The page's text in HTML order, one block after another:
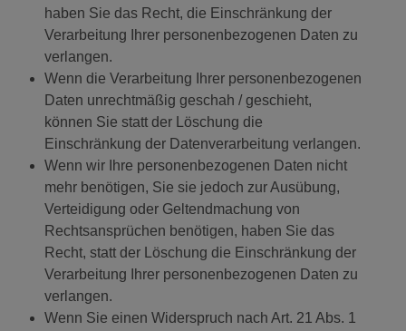
haben Sie das Recht, die Einschränkung der
Verarbeitung Ihrer personenbezogenen Daten zu
verlangen.
Wenn die Verarbeitung Ihrer personenbezogenen
Daten unrechtmäßig geschah / geschieht,
können Sie statt der Löschung die
Einschränkung der Datenverarbeitung verlangen.
Wenn wir Ihre personenbezogenen Daten nicht
mehr benötigen, Sie sie jedoch zur Ausübung,
Verteidigung oder Geltendmachung von
Rechtsansprüchen benötigen, haben Sie das
Recht, statt der Löschung die Einschränkung der
Verarbeitung Ihrer personenbezogenen Daten zu
verlangen.
Wenn Sie einen Widerspruch nach Art. 21 Abs. 1